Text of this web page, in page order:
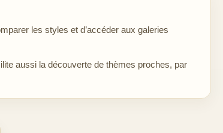
les styles et d’accéder aux galeries
aussi la découverte de thèmes proches, par